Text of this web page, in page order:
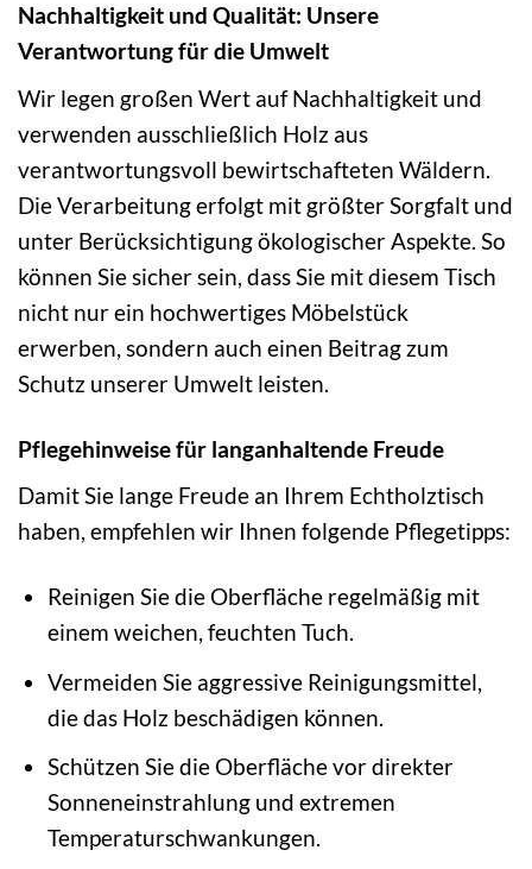
Nachhaltigkeit und Qualität: Unsere
Verantwortung für die Umwelt
Wir legen großen Wert auf Nachhaltigkeit und
verwenden ausschließlich Holz aus
verantwortungsvoll bewirtschafteten Wäldern.
Die Verarbeitung erfolgt mit größter Sorgfalt und
unter Berücksichtigung ökologischer Aspekte. So
können Sie sicher sein, dass Sie mit diesem Tisch
nicht nur ein hochwertiges Möbelstück
erwerben, sondern auch einen Beitrag zum
Schutz unserer Umwelt leisten.
Pflegehinweise für langanhaltende Freude
Damit Sie lange Freude an Ihrem Echtholztisch
haben, empfehlen wir Ihnen folgende Pflegetipps:
Reinigen Sie die Oberfläche regelmäßig mit
einem weichen, feuchten Tuch.
Vermeiden Sie aggressive Reinigungsmittel,
die das Holz beschädigen können.
Schützen Sie die Oberfläche vor direkter
Sonneneinstrahlung und extremen
Temperaturschwankungen.